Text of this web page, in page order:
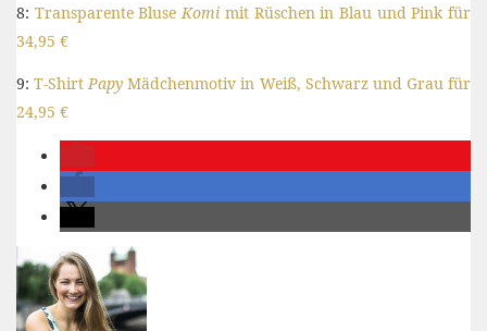
8: Transparente BluseKomi mit Rüschen in Blau und Pink für
34,95 €
9:T-ShirtPapyMädchenmotiv in Weiß, Schwarz und Grau für
24,95 €